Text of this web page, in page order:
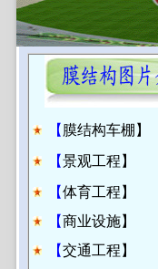
【 膜结构车棚】
【景观工程】
【体育工程】
【商业设施】
【交通工程】